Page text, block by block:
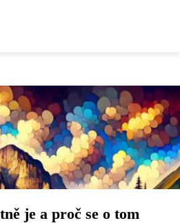
je a proč se o tom